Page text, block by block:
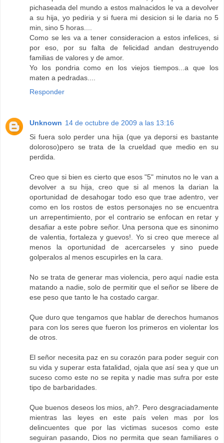
pichaseada del mundo a estos malnacidos le va a devolver
a su hija, yo pediria y si fuera mi desicion si le daria no 5
min, sino 5 horas....
Como se les va a tener consideracion a estos infelices, si
por eso, por su falta de felicidad andan destruyendo
familias de valores y de amor.
Yo los pondria como en los viejos tiempos...a que los
maten a pedradas....
Responder
Unknown 14 de octubre de 2009 a las 13:16
Si fuera solo perder una hija (que ya deporsi es bastante
doloroso)pero se trata de la crueldad que medio en su
perdida.
Creo que si bien es cierto que esos "5" minutos no le van a
devolver a su hija, creo que si al menos la darian la
oportunidad de desahogar todo eso que trae adentro, ver
como en los rostos de estos personajes no se encuentra
un arrepentimiento, por el contrario se enfocan en retar y
desafiar a este pobre señor. Una persona que es sinonimo
de valentia, fortaleza y guevos!. Yo si creo que merece al
menos la oportunidad de acercarseles y sino puede
golperalos al menos escupirles en la cara.
No se trata de generar mas violencia, pero aquí nadie esta
matando a nadie, solo de permitir que el señor se libere de
ese peso que tanto le ha costado cargar.
Que duro que tengamos que hablar de derechos humanos
para con los seres que fueron los primeros en violentar los
de otros.
El señor necesita paz en su corazón para poder seguir con
su vida y superar esta fatalidad, ojala que así sea y que un
suceso como este no se repita y nadie mas sufra por este
tipo de barbaridades.
Que buenos deseos los mios, ah?. Pero desgraciadamente
mientras las leyes en este país velen mas por los
delincuentes que por las victimas sucesos como este
seguiran pasando, Dios no permita que sean familiares o